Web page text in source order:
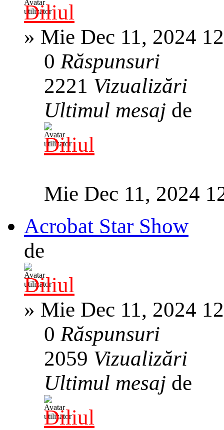
Diliul
» Mie Dec 11, 2024
0Răspunsuri
2221 Vizualizări
Ultimul mesaj de
Diliul
Mie Dec 11, 2024
Acrobat Star Show
de
Diliul
» Mie Dec 11, 2024
0Răspunsuri
2059 Vizualizări
Ultimul mesaj de
Diliul